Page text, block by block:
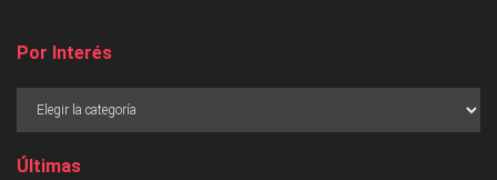
Por Interés
Últimas